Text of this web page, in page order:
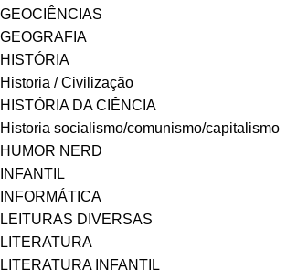
GEOCIÊNCIAS
GEOGRAFIA
HISTÓRIA
Historia / Civilização
HISTÓRIA DA CIÊNCIA
Historia socialismo/comunismo/capitalismo
HUMOR NERD
INFANTIL
INFORMÁTICA
LEITURAS DIVERSAS
LITERATURA
LITERATURA INFANTIL